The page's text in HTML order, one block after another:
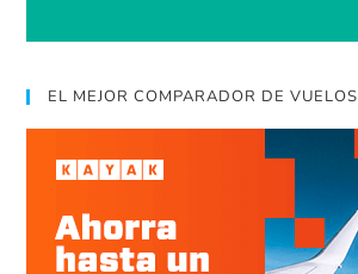
EL MEJOR COMPARADOR DE VUELOS